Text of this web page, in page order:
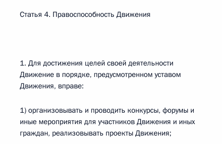
Статья 4. Правоспособность Движения
1. Для достижения целей своей деятельности
Движение в порядке, предусмотренном уставом
Движения, вправе:
1) организовывать и проводить конкурсы, форумы и
иные мероприятия для участников Движения и иных
граждан, реализовывать проекты Движения;